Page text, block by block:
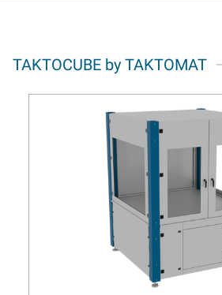
TAKTOCUBE by TAKTOMAT